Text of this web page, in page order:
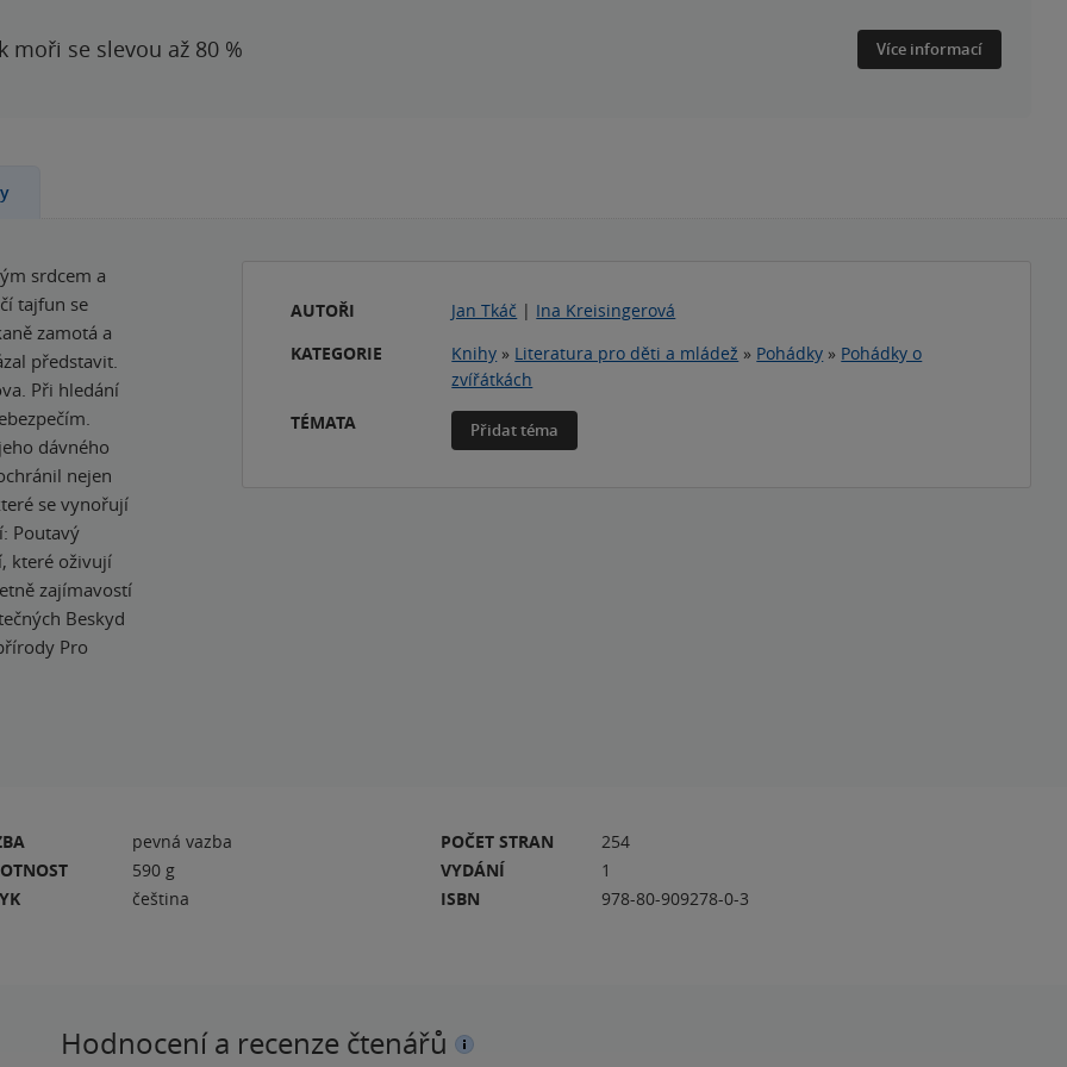
moři se slevou až 80 % Více informací
srdcem a
tajfun se
zamotá a
představit.
Při hledání
dávného
nejen
se vynořují
Poutavý
které oživují
zajímavostí
Beskyd
Pro
AUTOŘI Jan Tkáč | Ina Kreisingerová
KATEGORIE
Knihy » Literatura pro děti a mládež » Pohádky » Pohádky o
zvířátkách
TÉMATA
Přidat téma
pevná vazba
590 g
čeština
POČET STRAN
254
VYDÁNÍ
1
ISBN
978-80-909278-0-3
Hodnocení a recenze čtenářů